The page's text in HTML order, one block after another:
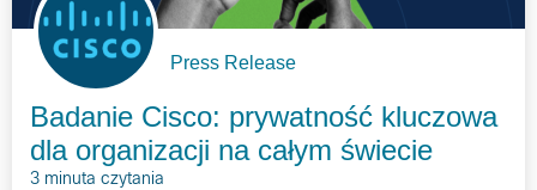
Press Release
Badanie Cisco: prywatność kluczowa
dla organizacji na całym świecie
3 minuta czytania